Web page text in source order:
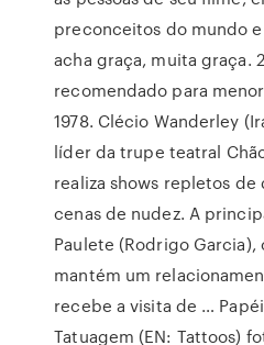
preconceitos do mundo
acha graça, muita graça.
recomendado para
1978. Clécio Wanderley
líder da trupe teatral
realiza shows repletos
cenas de nudez. A
Paulete (Rodrigo
mantém um
recebe a visita de …
Tatuagem (EN: Tattoos)